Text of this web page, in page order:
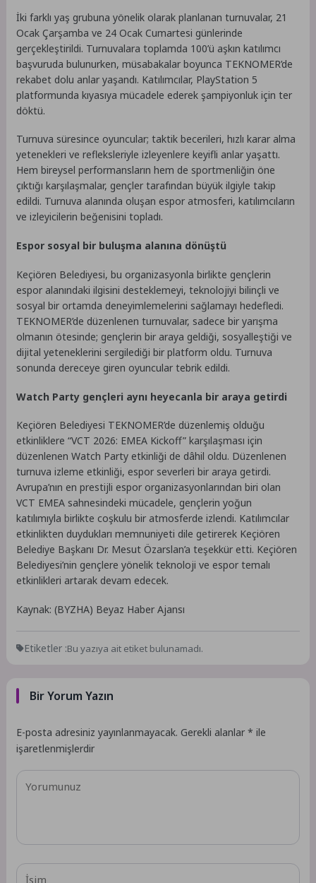
İki farklı yaş grubuna yönelik olarak planlanan turnuvalar, 21
Ocak Çarşamba ve 24 Ocak Cumartesi günlerinde
gerçekleştirildi. Turnuvalara toplamda 100’ü aşkın katılımcı
başvuruda bulunurken, müsabakalar boyunca TEKNOMER’de
rekabet dolu anlar yaşandı. Katılımcılar, PlayStation 5
platformunda kıyasıya mücadele ederek şampiyonluk için ter
döktü.
Turnuva süresince oyuncular; taktik becerileri, hızlı karar alma
yetenekleri ve refleksleriyle izleyenlere keyifli anlar yaşattı.
Hem bireysel performansların hem de sportmenliğin öne
çıktığı karşılaşmalar, gençler tarafından büyük ilgiyle takip
edildi. Turnuva alanında oluşan espor atmosferi, katılımcıların
ve izleyicilerin beğenisini topladı.
Espor sosyal bir buluşma alanına dönüştü
Keçiören Belediyesi, bu organizasyonla birlikte gençlerin
espor alanındaki ilgisini desteklemeyi, teknolojiyi bilinçli ve
sosyal bir ortamda deneyimlemelerini sağlamayı hedefledi.
TEKNOMER’de düzenlenen turnuvalar, sadece bir yarışma
olmanın ötesinde; gençlerin bir araya geldiği, sosyalleştiği ve
dijital yeteneklerini sergilediği bir platform oldu. Turnuva
sonunda dereceye giren oyuncular tebrik edildi.
Watch Party gençleri aynı heyecanla bir araya getirdi
Keçiören Belediyesi TEKNOMER’de düzenlemiş olduğu
etkinliklere “VCT 2026: EMEA Kickoff” karşılaşması için
düzenlenen Watch Party etkinliği de dâhil oldu. Düzenlenen
turnuva izleme etkinliği, espor severleri bir araya getirdi.
Avrupa’nın en prestijli espor organizasyonlarından biri olan
VCT EMEA sahnesindeki mücadele, gençlerin yoğun
katılımıyla birlikte coşkulu bir atmosferde izlendi. Katılımcılar
etkinlikten duydukları memnuniyeti dile getirerek Keçiören
Belediye Başkanı Dr. Mesut Özarslan’a teşekkür etti. Keçiören
Belediyesi’nin gençlere yönelik teknoloji ve espor temalı
etkinlikleri artarak devam edecek.
Kaynak: (BYZHA) Beyaz Haber Ajansı
Etiketler :Bu yazıya ait etiket bulunamadı.
Bir Yorum Yazın
E-posta adresiniz yayınlanmayacak. Gerekli alanlar* ile
işaretlenmişlerdir